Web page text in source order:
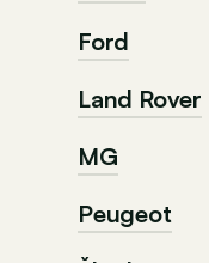
Ford
Land Rover
MG
Peugeot